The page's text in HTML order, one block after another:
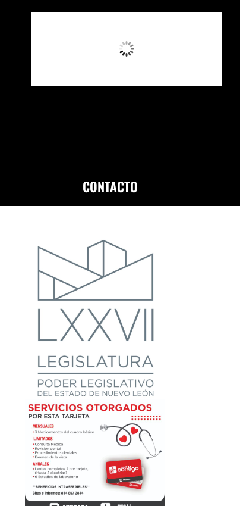
CONTACTO